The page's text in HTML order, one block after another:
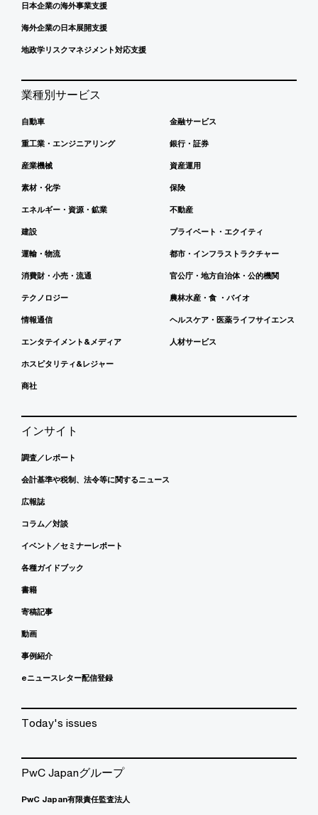
日本企業の海外事業支援
海外企業の日本展開支援
地政学リスクマネジメント対応支援
業種別サービス
自動車
重工業・エンジニアリング
産業機械
素材・化学
エネルギー・資源・鉱業
建設
運輸・物流
消費財・小売・流通
テクノロジー
情報通信
エンタテイメント&メディア
ホスピタリティ&レジャー
商社
金融サービス
銀行・証券
資産運用
保険
不動産
プライベート・エクイティ
都市・インフラストラクチャー
官公庁・地方自治体・公的機関
農林水産・食 ・バイオ
ヘルスケア・医薬ライフサイエンス
人材サービス
インサイト
調査／レポート
会計基準や税制、法令等に関するニュース
広報誌
コラム／対談
イベント／セミナーレポート
各種ガイドブック
書籍
寄稿記事
動画
事例紹介
eニュースレター配信登録
Today's issues
PwC Japanグループ
PwC Japan有限責任監査法人